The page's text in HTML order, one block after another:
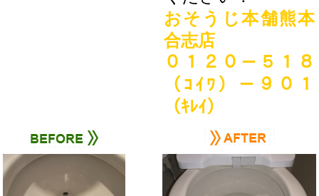
おそうじ本舗熊本
合志店
０１２０－５１８
（ｺｲﾜ）－９０１
（ｷﾚｲ）